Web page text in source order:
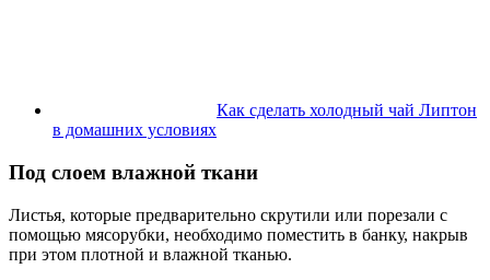
Как сделать холодный чай Липтон
в домашних условиях
Под слоем влажной ткани
Листья, которые предварительно скрутили или порезали с
помощью мясорубки, необходимо поместить в банку, накрыв
при этом плотной и влажной тканью.